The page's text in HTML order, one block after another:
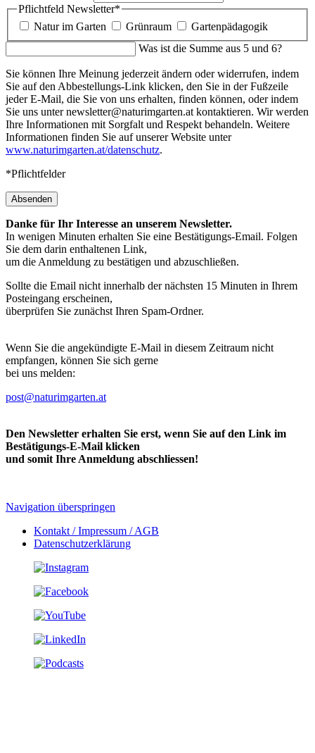
Pflichtfeld Newsletter*
Natur im Garten
Grünraum
Gartenpädagogik
Was ist die Summe aus 5 und 6?
Sie können Ihre Meinung jederzeit ändern oder widerrufen, indem
Sie auf den Abbestellungs-Link klicken, den Sie in der Fußzeile
jeder E-Mail, die Sie von uns erhalten, finden können, oder indem
Sie uns unter newsletter@naturimgarten.at kontaktieren. Wir werden
Ihre Informationen mit Sorgfalt und Respekt behandeln. Weitere
Informationen finden Sie auf unserer Website unter
www.naturimgarten.at/datenschutz.
*Pflichtfelder
Absenden
Danke für Ihr Interesse an unserem Newsletter.
In wenigen Minuten erhalten Sie eine Bestätigungs-Email. Folgen
Sie dem darin enthaltenen Link,
um die Anmeldung zu bestätigen und abzuschließen.
Sollte die Email nicht innerhalb der nächsten 15 Minuten in Ihrem
Posteingang erscheinen,
überprüfen Sie zunächst Ihren Spam-Ordner.
Wenn Sie die angekündigte E-Mail in diesem Zeitraum nicht
empfangen, können Sie sich gerne
bei uns melden:
post@naturimgarten.at
Den Newsletter erhalten Sie erst, wenn Sie auf den Link im
Bestätigungs-E-Mail klicken
und somit Ihre Anmeldung abschliessen!
Navigation überspringen
Kontakt / Impressum / AGB
Datenschutzerklärung